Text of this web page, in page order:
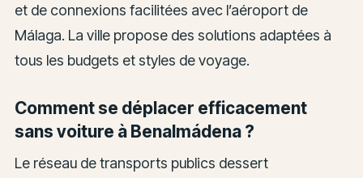
et de connexions facilitées avec l’aéroport de
Málaga. La ville propose des solutions adaptées à
tous les budgets et styles de voyage.
Comment se déplacer efficacement
sans voiture à Benalmádena ?
Le réseau de transports publics dessert